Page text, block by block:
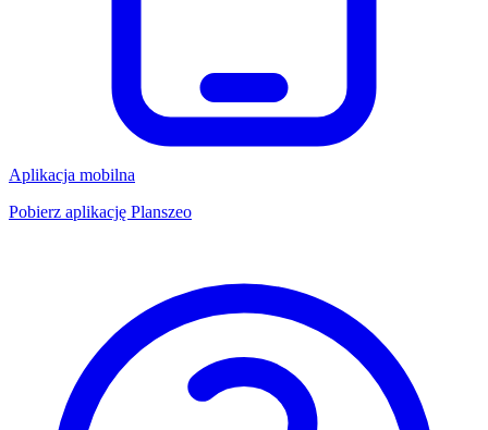
Aplikacja mobilna
Pobierz aplikację Planszeo